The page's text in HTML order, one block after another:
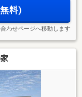
料)
わせページへ移動します